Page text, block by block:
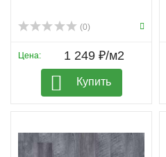
(0)
Цена: 1 249 ₽/м2
Купить